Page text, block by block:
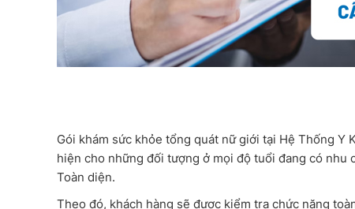
Gói khám sức khỏe tổng quát nữ giới tại Hệ Thống
hiện cho những đối tượng ở mọi độ tuổi đang có nhu
Toàn diện.
Theo đó, khách hàng sẽ được kiểm tra chức năng